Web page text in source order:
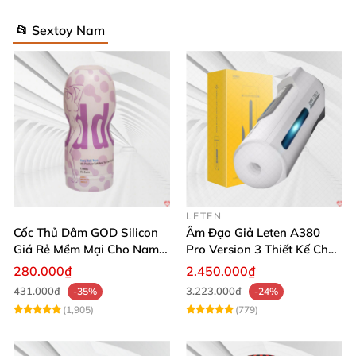
📂 Sextoy Nam
Cốc Thủ Dâm GOD Silicon
Giá Rẻ Mềm Mại Cho Nam
Giới
280.000₫
431.000₫
-35%
(1,905)
LETEN
Âm Đạo Giả Leten A380
Pro Version 3 Thiết Kế Chân
Thực
2.450.000₫
3.223.000₫
-24%
(779)